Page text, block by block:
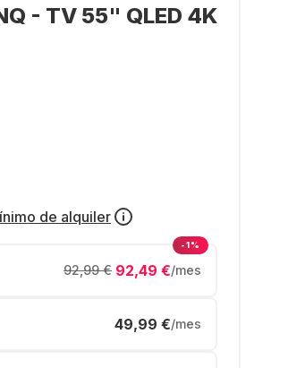
- TV 55" QLED 4K
de alquiler
92,49 €/mes
92,99 €
-1%
49,99 €/mes